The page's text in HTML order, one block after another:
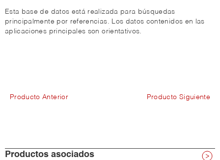
Esta base de datos está realizada para búsquedas
principalmente por referencias. Los datos contenidos en las
aplicaciones principales son orientativos.
Producto Anterior Producto Siguiente
Productos asociados